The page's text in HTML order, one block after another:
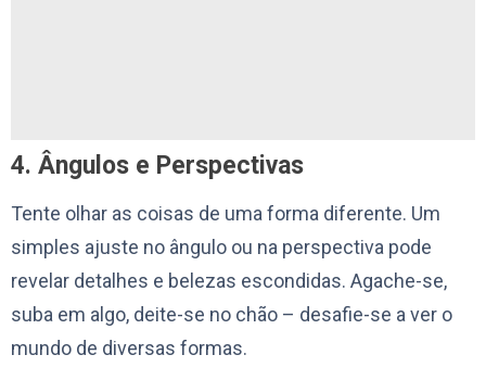
4. Ângulos e Perspectivas
Tente olhar as coisas de uma forma diferente. Um
simples ajuste no ângulo ou na perspectiva pode
revelar detalhes e belezas escondidas. Agache-se,
suba em algo, deite-se no chão – desafie-se a ver o
mundo de diversas formas.